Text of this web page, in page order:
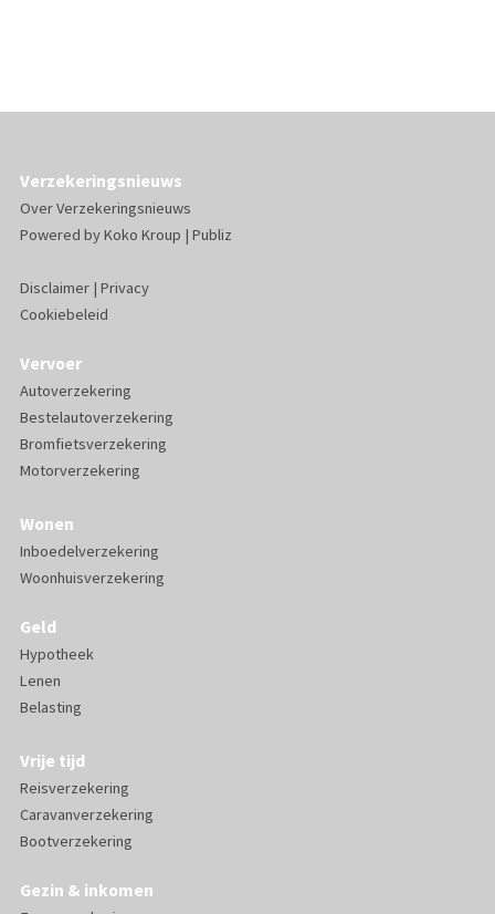
Verzekeringsnieuws
Over Verzekeringsnieuws
Powered byKoko Kroup | Publiz
Disclaimer| Privacy
Cookiebeleid
Vervoer
Autoverzekering
Bestelautoverzekering
Bromfietsverzekering
Motorverzekering
Wonen
Inboedelverzekering
Woonhuisverzekering
Geld
Hypotheek
Lenen
Belasting
Vrije tijd
Reisverzekering
Caravanverzekering
Bootverzekering
Gezin & inkomen